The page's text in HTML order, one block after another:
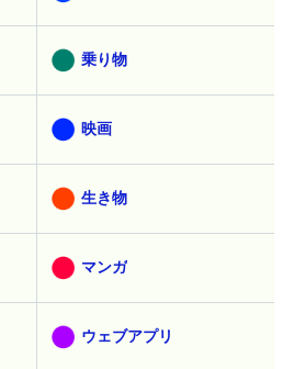
乗り物
映画
生き物
マンガ
ウェブアプリ